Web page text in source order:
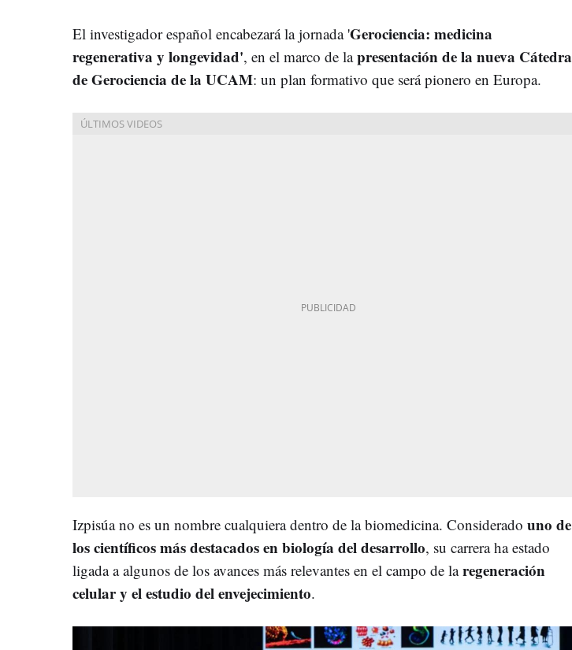
El investigador español encabezará la jornada 'Gerociencia: medicina
regenerativa y longevidad', en el marco de lapresentación de la nueva Cátedra
de Gerociencia de la UCAM: un plan formativo que será pionero en Europa.
Izpisúa no es un nombre cualquiera dentro de la biomedicina. Considerado uno de
los científicos más destacados en biología del desarrollo, su carrera ha estado
ligada a algunos de los avances más relevantes en el campo de laregeneración
celular y el estudio del envejecimiento.